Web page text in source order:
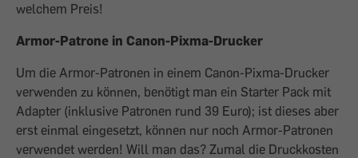
welchem Preis!
Armor-Patrone in Canon-Pixma-Drucker
Um die Armor-Patronen in einem Canon-Pixma-Drucker
verwenden zu können, benötigt man ein Starter Pack mit
Adapter (inklusive Patronen rund 39 Euro); ist dieses aber
erst einmal eingesetzt, können nur noch Armor-Patronen
verwendet werden! Will man das? Zumal die Druckkosten